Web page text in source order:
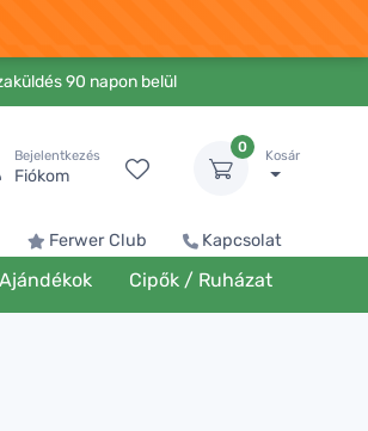
90 napon belül
Bejelentkezés
Fiókom
0
Kosár
Ferwer Club Kapcsolat
Ajándékok Cipők / Ruházat